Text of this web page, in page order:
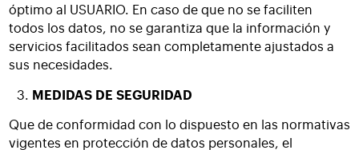
óptimo al USUARIO. En caso de que no se faciliten
todos los datos, no se garantiza que la información y
servicios facilitados sean completamente ajustados a
sus necesidades.
MEDIDAS DE SEGURIDAD
Que de conformidad con lo dispuesto en las normativas
vigentes en protección de datos personales, el